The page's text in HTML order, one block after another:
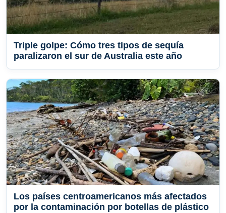
Triple golpe: Cómo tres tipos de sequía
paralizaron el sur de Australia este año
Los países centroamericanos más afectados
por la contaminación por botellas de plástico